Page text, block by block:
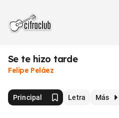
Se te hizo tarde
Felipe Peláez
Principal Letra Más